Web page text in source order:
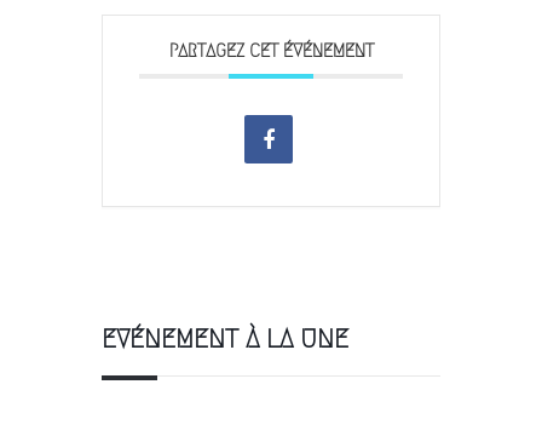
PARTAGEZ CET ÉVÉNEMENT
EVÉNEMENT À LA UNE